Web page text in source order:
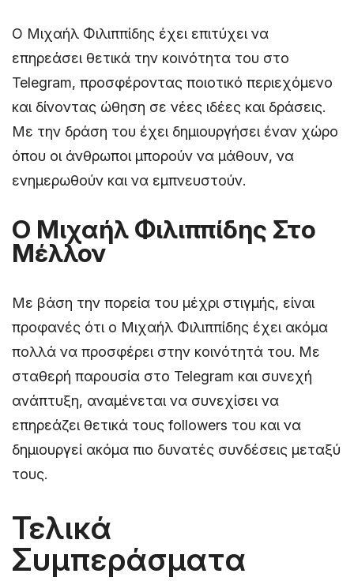
Ο Μιχαήλ Φιλιππίδης έχει επιτύχει να
επηρεάσει θετικά την κοινότητα του στο
Telegram, προσφέροντας ποιοτικό περιεχόμενο
και δίνοντας ώθηση σε νέες ιδέες και δράσεις.
Με την δράση του έχει δημιουργήσει έναν χώρο
όπου οι άνθρωποι μπορούν να μάθουν, να
ενημερωθούν και να εμπνευστούν.
Ο Μιχαήλ Φιλιππίδης Στο
Μέλλον
Με βάση την πορεία του μέχρι στιγμής, είναι
προφανές ότι ο Μιχαήλ Φιλιππίδης έχει ακόμα
πολλά να προσφέρει στην κοινότητά του. Με
σταθερή παρουσία στο Telegram και συνεχή
ανάπτυξη, αναμένεται να συνεχίσει να
επηρεάζει θετικά τους followers του και να
δημιουργεί ακόμα πιο δυνατές συνδέσεις μεταξύ
τους.
Τελικά
Συμπεράσματα